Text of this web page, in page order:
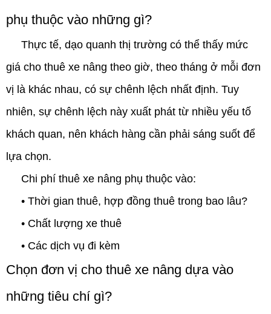
phụ thuộc vào những gì?
Thực tế, dạo quanh thị trường có thể thấy mức
giá cho thuê xe nâng theo giờ, theo tháng ở mỗi đơn
vị là khác nhau, có sự chênh lệch nhất định. Tuy
nhiên, sự chênh lệch này xuất phát từ nhiều yếu tố
khách quan, nên khách hàng cần phải sáng suốt để
lựa chọn.
Chi phí thuê xe nâng phụ thuộc vào:
• Thời gian thuê, hợp đồng thuê trong bao lâu?
• Chất lượng xe thuê
• Các dịch vụ đi kèm
Chọn đơn vị cho thuê xe nâng dựa vào
những tiêu chí gì?